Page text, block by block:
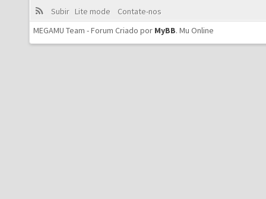
Subir Lite mode
Contate-nos
MEGAMU Team - Forum Criado por MyBB. Mu Online